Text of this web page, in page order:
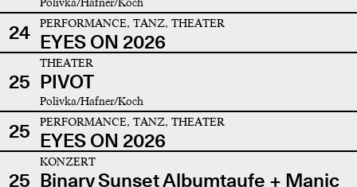
24 PERFORMANCE, TANZ, THEATER
EYES ON 2026
25
THEATER
PIVOT
Polivka/Hafner/Koch
25 PERFORMANCE, TANZ, THEATER
EYES ON 2026
25
KONZERT
Binary Sunset Albumtaufe + Manic